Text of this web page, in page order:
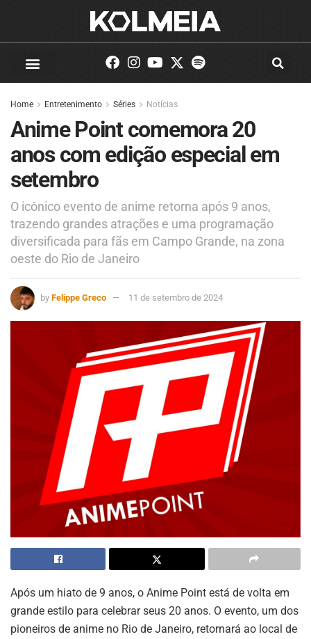
Home Entretenimento Séries Notícias
Anime Point comemora 20
anos com edição especial em
setembro
O icônico evento de anime retorna após 9 anos,
trazendo grandes atrações e uma programação
diversificada para fãs em Campo Grande, na zona
oeste do Rio de Janeiro
by Felippe Greco 11 de setembro de 2024
Após um hiato de 9 anos, o Anime Point está de volta em
grande estilo para celebrar seus 20 anos. O evento, um dos
pioneiros de anime no Rio de Janeiro, retornará ao local de